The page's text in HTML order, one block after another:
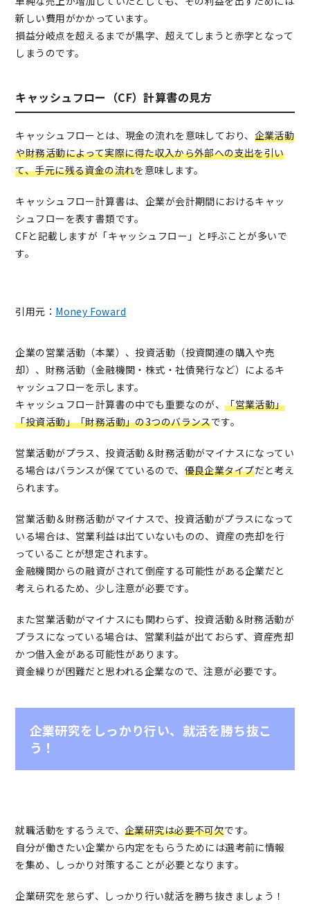
新しい費用がかかっています。
損益分岐点を超えるまでが黒字、超えてしまうと赤字となって
しまうのです。
キャッシュフロー（CF）計算書の見方
キャッシュフローとは、現金の流れを意味しており、 企業活動
や財務活動によって実際に得た収入から外部への支出を引い
て、手元に残る資金の流れを意味します。
キャッシュフロー計算書は、企業が会計期間におけるキャッ
シュフローを表す書類です。
CFと記載しますが「キャッシュフロー」と呼ぶことが多いで
す。
引用元： Money Foward
企業の営業活動（本業）、投資活動（投資関連の購入や売
却）、財務活動（金融機関・株式・社債発行など）によるキ
ャッシュフローを示します。
キャッシュフロー計算書の中でも重要なのが、「営業活動」
「投資活動」「財務活動」の3つのバランスです。
営業活動がプラス、投資活動＆財務活動がマイナスになってい
る場合はバランスが保てているので、 優良企業タイプだと考え
られます。
営業活動＆財務活動がマイナスで、投資活動がプラスになって
いる場合は、営業利益は出ていないものの、資産の売却を行
っていることが想定されます。
金融機関からの融資がされて倒産する可能性がある企業だと
考えられるため、少し注意が必要です。
また営業活動がマイナスにも関わらず、投資活動＆財務活動が
プラスになっている場合は、営業利益が出ておらず、資産売却
かつ借入金がある可能性があります。
資金繰りが困難だと思われる企業なので、注意が必要です。
企業研究をしっかり行い、就活を勝ち抜こ
う！
就職活動をするうえで、企業研究は必要不可欠です。
自分が働きたい企業から内定をもらうためには選考前に情報
を集め、しっかり対策することが必要となります。
企業研究を怠らず、しっかり行い就活を勝ち抜きましょう！